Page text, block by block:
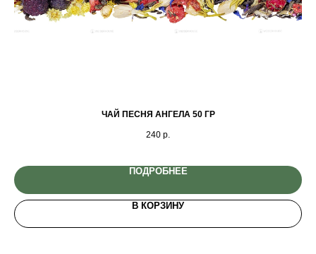
ЧАЙ ПЕСНЯ АНГЕЛА 50 ГР
240 р.
ПОДРОБНЕЕ
В КОРЗИНУ